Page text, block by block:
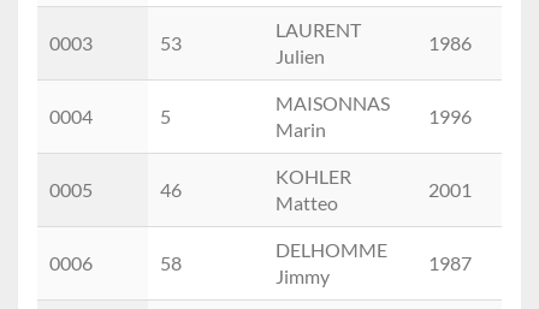
0003 53
LAURENT
Julien
1986
0004 5
MAISONNAS
Marin
1996
0005 46
KOHLER
Matteo
2001
0006 58
DELHOMME
Jimmy
1987